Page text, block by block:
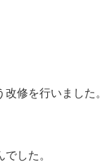
修を行いました。
でした。